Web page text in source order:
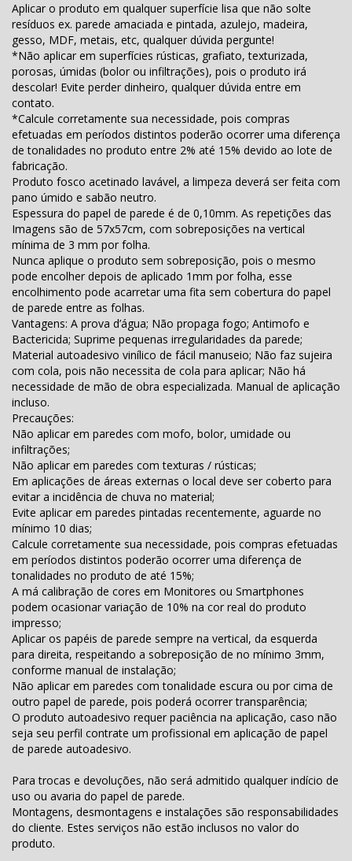
Aplicar o produto em qualquer superfície lisa que não solte
resíduos ex. parede amaciada e pintada, azulejo, madeira,
gesso, MDF, metais, etc, qualquer dúvida pergunte!
*Não aplicar em superfícies rústicas, grafiato, texturizada,
porosas, úmidas (bolor ou infiltrações), pois o produto irá
descolar! Evite perder dinheiro, qualquer dúvida entre em
contato.
*Calcule corretamente sua necessidade, pois compras
efetuadas em períodos distintos poderão ocorrer uma diferença
de tonalidades no produto entre 2% até 15% devido ao lote de
fabricação.
Produto fosco acetinado lavável, a limpeza deverá ser feita com
pano úmido e sabão neutro.
Espessura do papel de parede é de 0,10mm. As repetições das
Imagens são de 57x57cm, com sobreposições na vertical
mínima de 3 mm por folha.
Nunca aplique o produto sem sobreposição, pois o mesmo
pode encolher depois de aplicado 1mm por folha, esse
encolhimento pode acarretar uma fita sem cobertura do papel
de parede entre as folhas.
Vantagens: A prova d’água; Não propaga fogo; Antimofo e
Bactericida; Suprime pequenas irregularidades da parede;
Material autoadesivo vinílico de fácil manuseio; Não faz sujeira
com cola, pois não necessita de cola para aplicar; Não há
necessidade de mão de obra especializada. Manual de aplicação
incluso.
Precauções:
Não aplicar em paredes com mofo, bolor, umidade ou
infiltrações;
Não aplicar em paredes com texturas / rústicas;
Em aplicações de áreas externas o local deve ser coberto para
evitar a incidência de chuva no material;
Evite aplicar em paredes pintadas recentemente, aguarde no
mínimo 10 dias;
Calcule corretamente sua necessidade, pois compras efetuadas
em períodos distintos poderão ocorrer uma diferença de
tonalidades no produto de até 15%;
A má calibração de cores em Monitores ou Smartphones
podem ocasionar variação de 10% na cor real do produto
impresso;
Aplicar os papéis de parede sempre na vertical, da esquerda
para direita, respeitando a sobreposição de no mínimo 3mm,
conforme manual de instalação;
Não aplicar em paredes com tonalidade escura ou por cima de
outro papel de parede, pois poderá ocorrer transparência;
O produto autoadesivo requer paciência na aplicação, caso não
seja seu perfil contrate um profissional em aplicação de papel
de parede autoadesivo.
Para trocas e devoluções, não será admitido qualquer indício de
uso ou avaria do papel de parede.
Montagens, desmontagens e instalações são responsabilidades
do cliente. Estes serviços não estão inclusos no valor do
produto.